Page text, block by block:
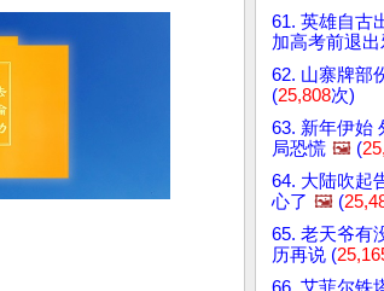
61. 英雄自古
加高考前退
62. 山寨牌部
(25,808次)
63. 新年伊始
局恐慌 🖼️ (
64. 大陆吹起
心了 🖼️ (
65. 老天爷有
历再说 (
66. 艾菲尔铁